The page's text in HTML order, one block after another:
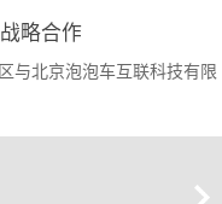
略合作
与北京泡泡车互联科技有限